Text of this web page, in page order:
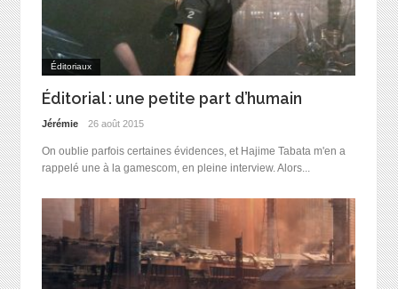
Éditoriaux
Éditorial : une petite part d’humain
Jérémie 26 août 2015
On oublie parfois certaines évidences, et Hajime Tabata m'en a
rappelé une à la gamescom, en pleine interview. Alors...